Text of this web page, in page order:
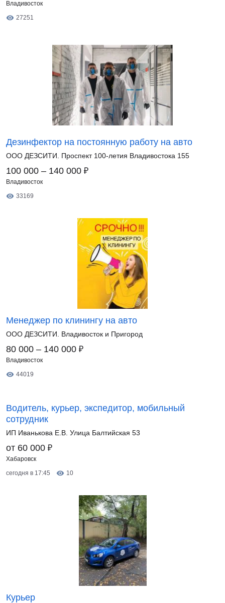
Владивосток
27251
Дезинфектор на постоянную работу на авто
ООО ДЕЗСИТИ. Проспект 100-летия Владивостока 155
100 000 – 140 000 ₽
Владивосток
33169
Менеджер по клинингу на авто
ООО ДЕЗСИТИ. Владивосток и Пригород
80 000 – 140 000 ₽
Владивосток
44019
Водитель, курьер, экспедитор, мобильный
сотрудник
ИП Иванькова Е.В. Улица Балтийская 53
от 60 000 ₽
Хабаровск
сегодня в 17:45
10
Курьер